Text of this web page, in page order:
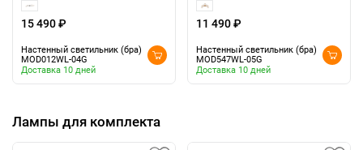
15 490 ₽
Настенный светильник (бра)
MOD012WL-04G
Доставка 10 дней
11 490 ₽
Настенный светильник (бра)
MOD547WL-05G
Доставка 10 дней
Лампы для комплекта